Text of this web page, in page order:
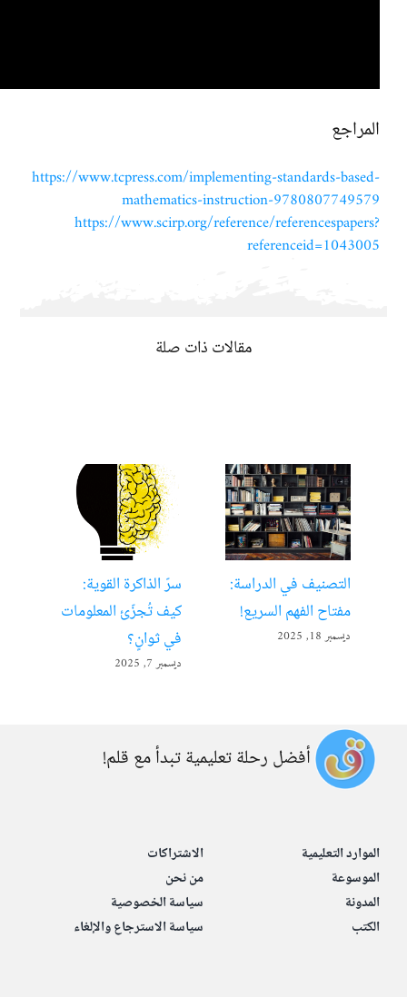
المراجع
https://www.tcpress.com/implementing-standards-based-
mathematics-instruction-9780807749579
https://www.scirp.org/reference/referencespapers?
referenceid=1043005
مقالات ذات صلة
التصنيف في الدراسة:
مفتاح الفهم السريع!
ديسمبر 18, 2025
سرّ الذاكرة القوية:
كيف تُجزّئ المعلومات
في ثوانٍ؟
ديسمبر 7, 2025
أفضل رحلة تعليمية تبدأ مع قلم!
الموارد التعليمية
الموسوعة
المدونة
الكتب
الاشتراكات
من نحن
سياسة الخصوصية
سياسة الاسترجاع والإلغاء